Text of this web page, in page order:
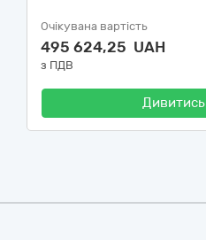
Очікувана вартість
495 624,25 UAH
з ПДВ
Дивитись